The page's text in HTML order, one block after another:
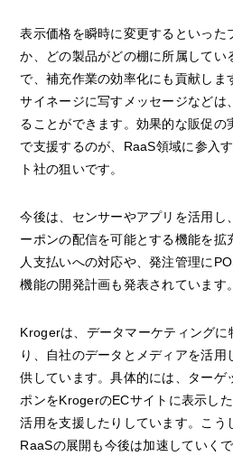
表示価格を瞬時に変更するといった
か、どの製品がどの棚に所属してい
で、補充作業の効率化にも貢献しま
サイネージに写すメッセージなどは
ることができます。効果的な販促の
で支援するのが、RaaS領域に参入
ト社の狙いです。
今後は、センサーやアプリを活用し
ーポンの配信を可能とする機能を拡
人支払いへの対応や、発注管理に
機能の開発計画も発表されています。
Krogerは、データマーケティングに
り、自社のデータとメディアを活用
供しています。具体的には、ターゲ
ポンをKrogerのECサイトに表示し
活用を支援したりしています。こう
RaaSの展開も今後は加速していくで